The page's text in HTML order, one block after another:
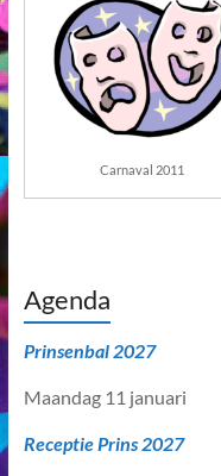
Carnaval 2011
Agenda
Prinsenbal 2027
Maandag 11 januari
Receptie Prins 2027